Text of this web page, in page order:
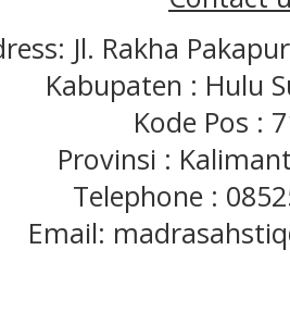
Jl. Rakha
Kabupaten : Hulu
Kode Pos :
Provinsi :
Telephone :
Email: